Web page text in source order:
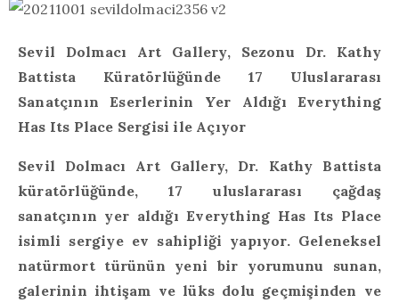
Sevil Dolmacı Art Gallery, Sezonu Dr. Kathy
Battista Küratörlüğünde 17 Uluslararası
Sanatçının Eserlerinin Yer Aldığı Everything
Has Its Place Sergisi ile Açıyor
Sevil Dolmacı Art Gallery, Dr. Kathy Battista
küratörlüğünde, 17 uluslararası çağdaş
sanatçının yer aldığı Everything Has Its Place
isimli sergiye ev sahipliği yapıyor. Geleneksel
natürmort türünün yeni bir yorumunu sunan,
galerinin ihtişam ve lüks dolu geçmişinden ve